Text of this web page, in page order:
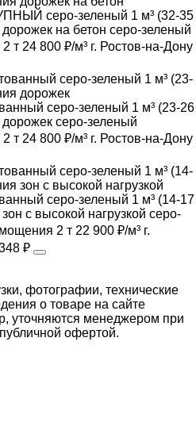
серо-зеленый 1 м³ (32-35
на бетон серо-зеленый
2 т 24 800 ₽/м³ г. Ростов-на-Дону
серо-зеленый 1 м³ (23-26
серо-зеленый
2 т 24 800 ₽/м³ г. Ростов-на-Дону
серо-зеленый 1 м³ (14-17
с высокой нагрузкой серо-
2 т 22 900 ₽/м³ г.
₽
фотографии, технические
о товаре на сайте
уточняются менеджером при
офертой.